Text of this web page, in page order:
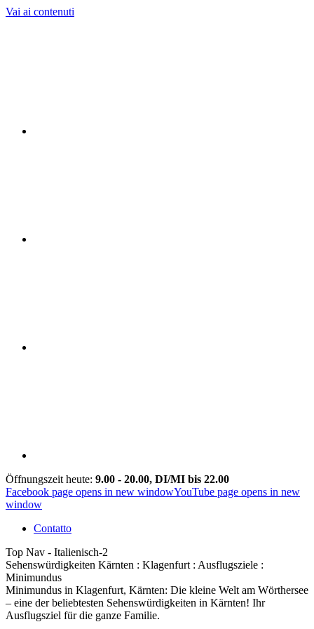
Vai ai contenuti
Öffnungszeit heute: 9.00 - 20.00, DI/MI bis 22.00
Facebook page opens in new windowYouTube page opens in new
window
Contatto
Top Nav - Italienisch-2
Sehenswürdigkeiten Kärnten : Klagenfurt : Ausflugsziele :
Minimundus
Minimundus in Klagenfurt, Kärnten: Die kleine Welt am Wörthersee
– eine der beliebtesten Sehenswürdigkeiten in Kärnten! Ihr
Ausflugsziel für die ganze Familie.